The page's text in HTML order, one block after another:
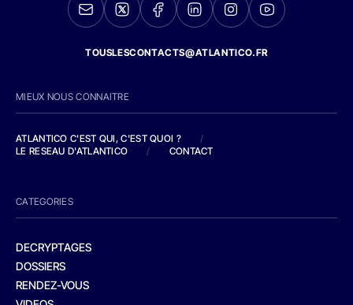
TOUSLESCONTACTS@ATLANTICO.FR
MIEUX NOUS CONNAITRE
ATLANTICO C'EST QUI, C'EST QUOI ?
/
LE RESEAU D'ATLANTICO
/ CONTACT
CATEGORIES
DECRYPTAGES
DOSSIERS
RENDEZ-VOUS